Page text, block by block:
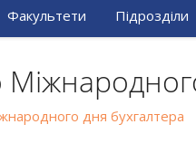
Факультети Підрозділи
дня бухгалтера